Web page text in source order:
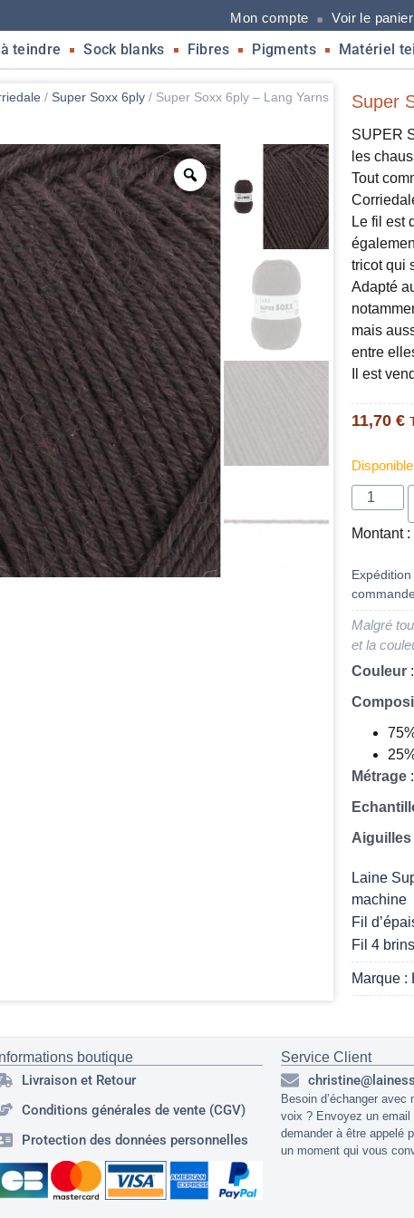
Mon compte Voir le panier
teindre Sock blanks Fibres Pigments Matériel
/ Super Soxx 6ply / Super Soxx 6ply – Lang Yarns
Super
SUPER
les
Tout
Le fil est
tricot qui
Adapté
mais
entre
Il est
11,70 €
Montant :
Malgré
et la
Couleur
Métrage
Aiguilles
Laine
machine
Fil
Fil 4 brins
Marque :
Informations boutique
Livraison et Retour
Conditions générales de vente (CGV)
Protection des données personnelles
Service Client
Besoin d’échanger avec
voix ? Envoyez un email
demander à être appelé
un moment qui vous